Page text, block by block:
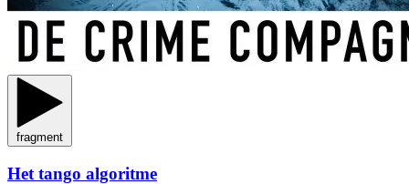
fragment
Het tango algoritme